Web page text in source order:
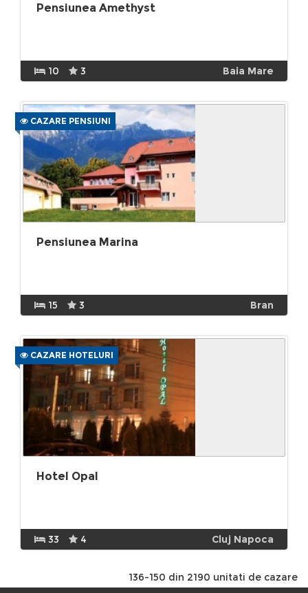
Pensiunea Amethyst
10 3 Baia Mare
CAZARE PENSIUNI
Pensiunea Marina
15 3 Bran
CAZARE HOTELURI
Hotel Opal
33 4 Cluj Napoca
136-150 din 2190 unitati de cazare